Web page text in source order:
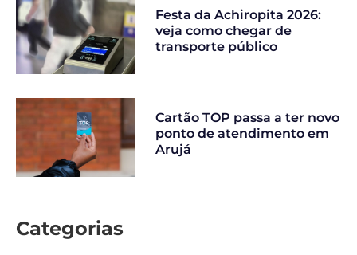
Festa da Achiropita 2026:
veja como chegar de
transporte público
Cartão TOP passa a ter novo
ponto de atendimento em
Arujá
Categorias